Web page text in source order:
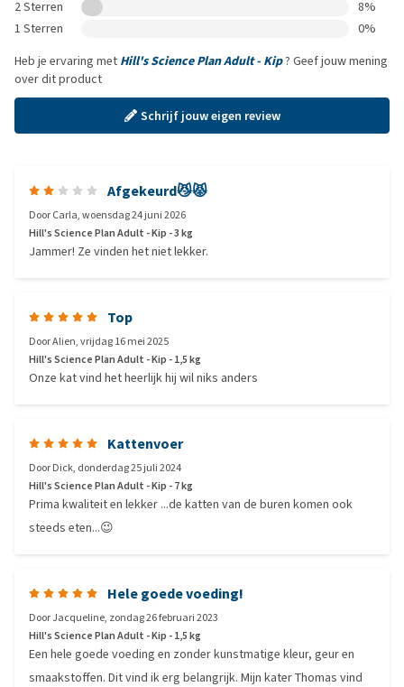
2 Sterren
8%
1 Sterren
0%
Heb je ervaring met Hill's Science Plan Adult - Kip? Geef jouw mening
over dit product
Schrijf jouw eigen review
Afgekeurd😼😾
DoorCarla,woensdag 24 juni 2026
Hill's Science Plan Adult - Kip - 3 kg
Jammer! Ze vinden het niet lekker.
Top
DoorAlien,vrijdag 16 mei 2025
Hill's Science Plan Adult - Kip - 1,5 kg
Onze kat vind het heerlijk hij wil niks anders
Kattenvoer
DoorDick, donderdag 25 juli 2024
Hill's Science Plan Adult - Kip - 7 kg
Prima kwaliteit en lekker ...de katten van de buren komen ook
steeds eten...😉
Hele goede voeding!
DoorJacqueline, zondag 26 februari 2023
Hill's Science Plan Adult - Kip - 1,5 kg
Een hele goede voeding en zonder kunstmatige kleur, geur en
smaakstoffen. Dit vind ik erg belangrijk. Mijn kater Thomas vind